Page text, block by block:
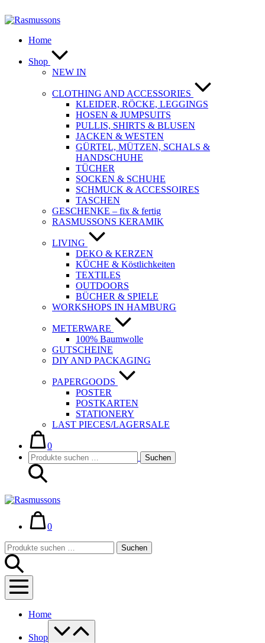
Inhalt
Home
Shop
NEW IN
CLOTHING AND ACCESSORIES
KLEIDER, RÖCKE, LEGGINGS
HOSEN & JUMPSUITS
PULLIS, SHIRTS & BLUSEN
JACKEN & WESTEN
GÜRTEL, MÜTZEN, SCHALS &
HANDSCHUHE
TÜCHER
SOCKEN & SCHUHE
SCHMUCK & ACCESSOIRES
TASCHEN
GESCHENKE – fix & fertig
RASMUSSONS KERAMIK
LIVING
DEKO & KERZEN
KÜCHE & Köstlichkeiten
TEXTILES
OUTDOORS
BÜCHER & SPIELE
WORKSHOPS IN HAMBURG
METERWARE
100% Baumwolle
GUTSCHEINE
DIY AND PACKAGING
PAPERGOODS
POSTER
POSTKARTEN
STATIONERY
LAST PIECES/LAGERSALE
Warenkorb
0im
Warenkorb
Suche-
Schalter
Suchen
nach:
Suchen
Warenkorb
0im
Suche-
Schalter
Suchen
nach:
Suchen
Menü-
Schalter
Home
Shop
Menü-
Schalter